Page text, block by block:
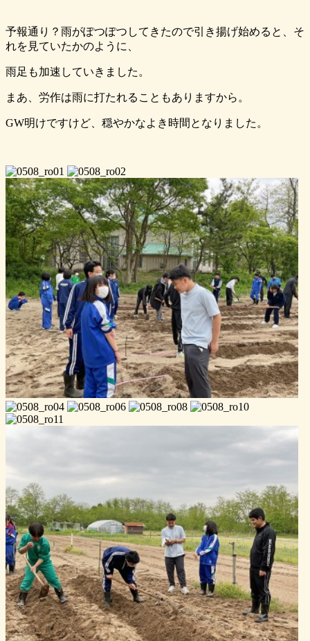
予報通り？雨がぽつぽつしてきたので引き揚げ始めると、そ
れを見ていたかのように、
雨足も加速していきました。
まあ、労作は雨に打たれることもありますから。
GW明けですけど、穏やかなよき時間となりました。